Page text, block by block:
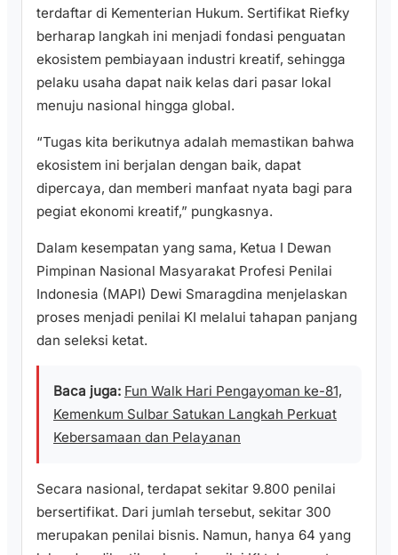
terdaftar di Kementerian Hukum. Sertifikat Riefky
berharap langkah ini menjadi fondasi penguatan
ekosistem pembiayaan industri kreatif, sehingga
pelaku usaha dapat naik kelas dari pasar lokal
menuju nasional hingga global.
“Tugas kita berikutnya adalah memastikan bahwa
ekosistem ini berjalan dengan baik, dapat
dipercaya, dan memberi manfaat nyata bagi para
pegiat ekonomi kreatif,” pungkasnya.
Dalam kesempatan yang sama, Ketua I Dewan
Pimpinan Nasional Masyarakat Profesi Penilai
Indonesia (MAPI) Dewi Smaragdina menjelaskan
proses menjadi penilai KI melalui tahapan panjang
dan seleksi ketat.
Baca juga: Fun Walk Hari Pengayoman ke-81,
Kemenkum Sulbar Satukan Langkah Perkuat
Kebersamaan dan Pelayanan
Secara nasional, terdapat sekitar 9.800 penilai
bersertifikat. Dari jumlah tersebut, sekitar 300
merupakan penilai bisnis. Namun, hanya 64 yang